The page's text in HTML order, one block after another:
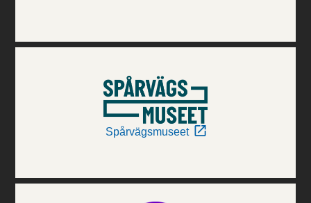
Spårvägsmuseet